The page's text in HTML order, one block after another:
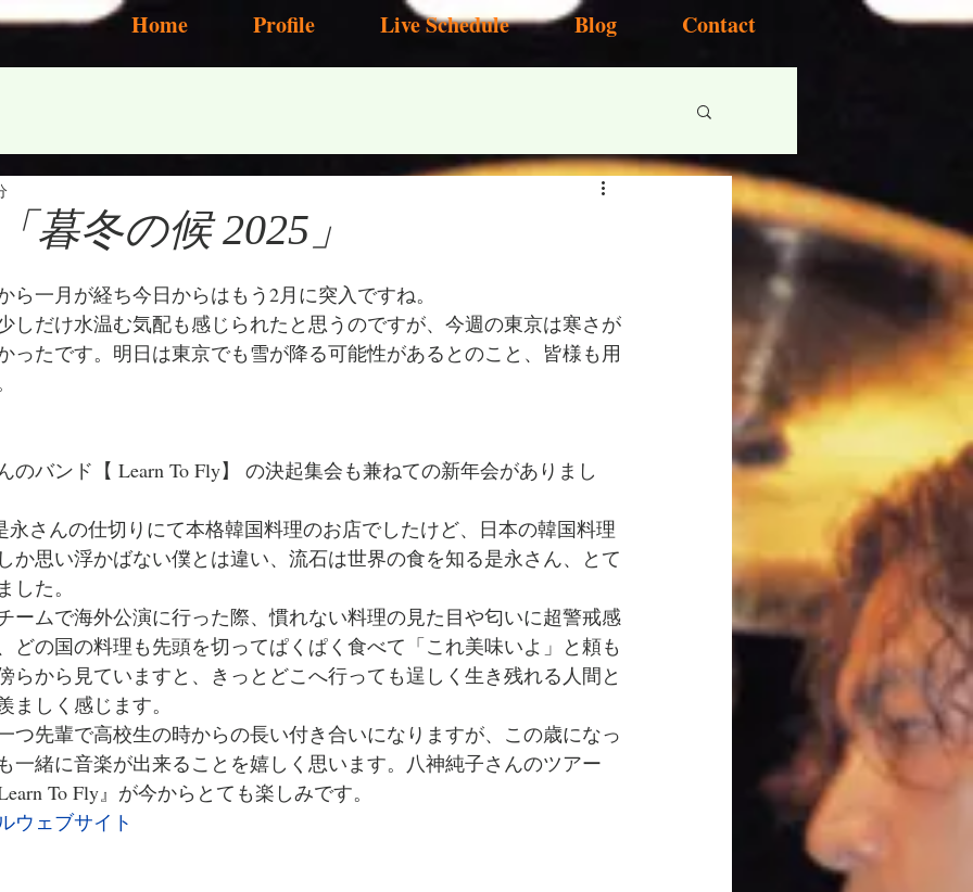
Home Profile Live Schedule Blog Contact
暮冬の候 2025」
一月が経ち今日からはもう2月に突入ですね。
だけ水温む気配も感じられたと思うのですが、今週の東京は寒さが
ったです。明日は東京でも雪が降る可能性があるとのこと、皆様も用
バンド【 Learn To Fly】 の決起集会も兼ねての新年会がありまし
さんの仕切りにて本格韓国料理のお店でしたけど、日本の韓国料理
か思い浮かばない僕とは違い、流石は世界の食を知る是永さん、とて
た。
ムで海外公演に行った際、慣れない料理の見た目や匂いに超警戒感
どの国の料理も先頭を切ってぱくぱく食べて「これ美味いよ」と頼も
らから見ていますと、きっとどこへ行っても逞しく生き残れる人間と
ましく感じます。
先輩で高校生の時からの長い付き合いになりますが、この歳になっ
一緒に音楽が出来ることを嬉しく思います。八神純子さんのツアー
To Fly』が今からとても楽しみです。
ウェブサイト